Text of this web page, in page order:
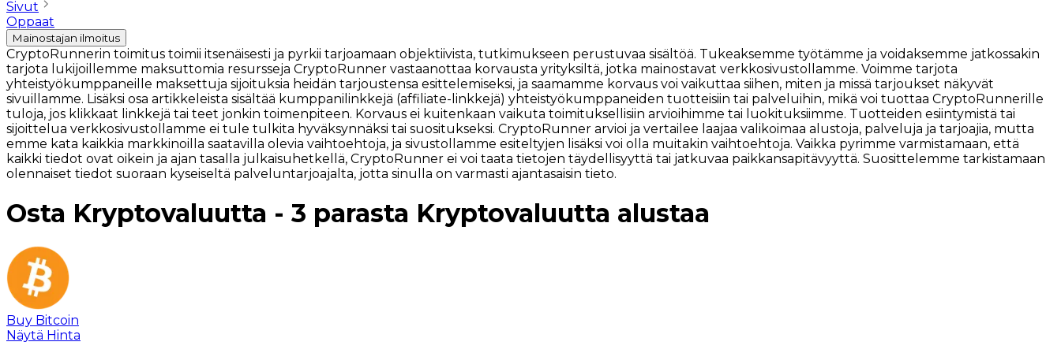
Sivut
Oppaat
Mainostajan ilmoitus
CryptoRunnerin toimitus toimii itsenäisesti ja pyrkii tarjoamaan objektiivista, tutkimukseen perustuvaa sisältöä. Tukeaksemme työtämme ja voidaksemme jatkossakin
tarjota lukijoillemme maksuttomia resursseja CryptoRunner vastaanottaa korvausta yrityksiltä, jotka mainostavat verkkosivustollamme. Voimme tarjota
yhteistyökumppaneille maksettuja sijoituksia heidän tarjoustensa esittelemiseksi, ja saamamme korvaus voi vaikuttaa siihen, miten ja missä tarjoukset näkyvät
sivuillamme. Lisäksi osa artikkeleista sisältää kumppanilinkkejä (affiliate-linkkejä) yhteistyökumppaneiden tuotteisiin tai palveluihin, mikä voi tuottaa CryptoRunnerille
tuloja, jos klikkaat linkkejä tai teet jonkin toimenpiteen. Korvaus ei kuitenkaan vaikuta toimituksellisiin arvioihimme tai luokituksiimme. Tuotteiden esiintymistä tai
sijoittelua verkkosivustollamme ei tule tulkita hyväksynnäksi tai suositukseksi. CryptoRunner arvioi ja vertailee laajaa valikoimaa alustoja, palveluja ja tarjoajia, mutta
emme kata kaikkia markkinoilla saatavilla olevia vaihtoehtoja, ja sivustollamme esiteltyjen lisäksi voi olla muitakin vaihtoehtoja. Vaikka pyrimme varmistamaan, että
kaikki tiedot ovat oikein ja ajan tasalla julkaisuhetkellä, CryptoRunner ei voi taata tietojen täydellisyyttä tai jatkuvaa paikkansapitävyyttä. Suosittelemme tarkistamaan
olennaiset tiedot suoraan kyseiseltä palveluntarjoajalta, jotta sinulla on varmasti ajantasaisin tieto.
Osta Kryptovaluutta - 3 parasta Kryptovaluutta alustaa
Buy Bitcoin
Näytä Hinta